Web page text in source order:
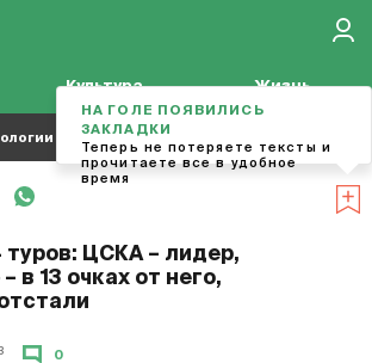
Культура Жизнь
Кино Футбол
туров: ЦСКА – лидер,
в 13 очках от него,
0
НА ГОЛЕ ПОЯВИЛИСЬ
ЗАКЛАДКИ
Теперь не потеряете тексты и
прочитаете все в удобное
время